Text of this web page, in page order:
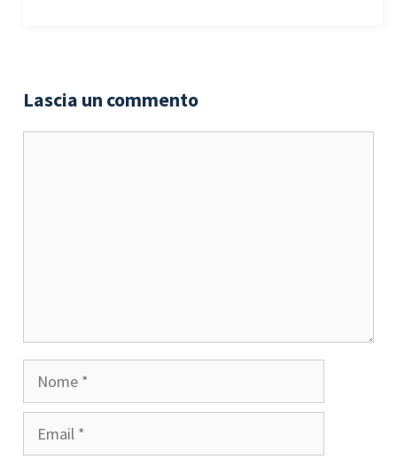
Lascia un commento
Nome
Email